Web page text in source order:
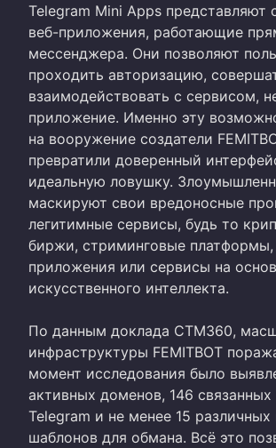
Telegram Mini Apps представляют
веб-приложения, работающие
мессенджера. Они позволяют
проходить авторизацию,
взаимодействовать с сервисом,
приложение. Именно эту
на вооружение создатели
превратили доверенный
идеальную ловушку.
маскируют свои вредоносные
легитимные сервисы, будь то
биржи, стриминговые
приложения или сервисы на
искусственного интеллекта.
По данным доклада CTM360,
инфраструктуры FEMITBOT
момент исследования было
активных доменов, 146 связанных
Telegram и не менее 15 различных
шаблонов для обмана. Всё это